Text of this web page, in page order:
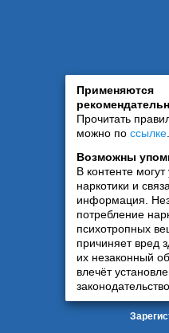
Применяются
Прочитать
можно по ссылке
Возможны
В контенте
наркотики и
информация.
потребление
психотропных
причиняет вред
их незаконный
влечёт